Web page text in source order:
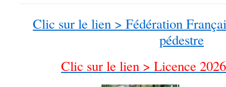
Clic sur le lien > Fédération
pédestre
Clic sur le lien > Licence